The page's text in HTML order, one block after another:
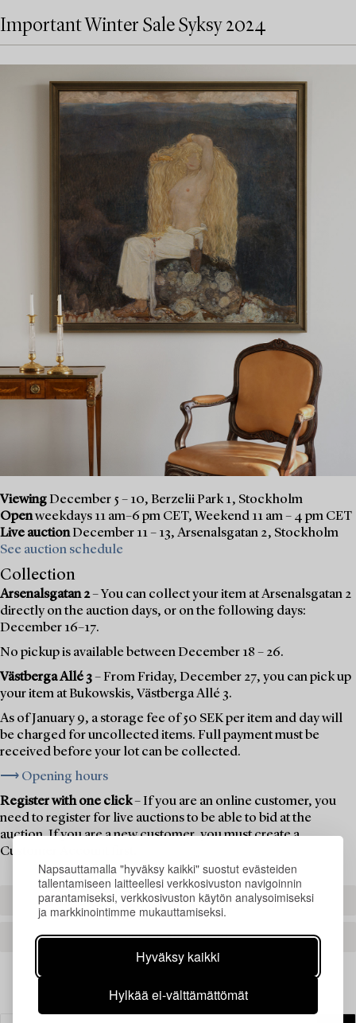
Napsauttamalla "hyväksy kaikki" suostut evästeiden
tallentamiseen laitteellesi verkkosivuston navigoinnin
parantamiseksi, verkkosivuston käytön analysoimiseksi
ja markkinointimme mukauttamiseksi.
Hyväksy kaikki
Hylkää ei-välttämättömät
Important Winter Sale Syksy 2024
ViewingDecember 5 – 10, Berzelii Park 1, Stockholm
Openweekdays 11 am–6 pm CET, Weekend 11 am – 4 pm CET
Live auctionDecember 11 – 13, Arsenalsgatan 2, Stockholm
See auction schedule
Collection
Arsenalsgatan 2– You can collect your item at Arsenalsgatan 2
directly on the auction days, or on the following days:
December 16–17.
No pickup is available between December 18 – 26.
Västberga Allé 3– From Friday, December 27, you can pick up
your item at Bukowskis, Västberga Allé 3.
As of January 9, a storage fee of 50 SEK per item and day will
be charged for uncollected items. Full payment must be
received before your lot can be collected.
⟶ Opening hours
Register with one click– If you are an online customer, you
need to register for live auctions to be able to bid at the
auction. If you are a new customer, you must create a
Customer Account first.
REGISTER TO BID
CREATE AN ACCOUNT